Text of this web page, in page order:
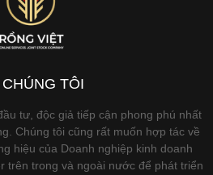
TÔI
tư, độc giả tiếp cận phong phú nhất
Chúng tôi cũng rất muốn hợp tác về
hiệu của Doanh nghiệp kinh doanh
trên trong và ngoài nước để phát triển